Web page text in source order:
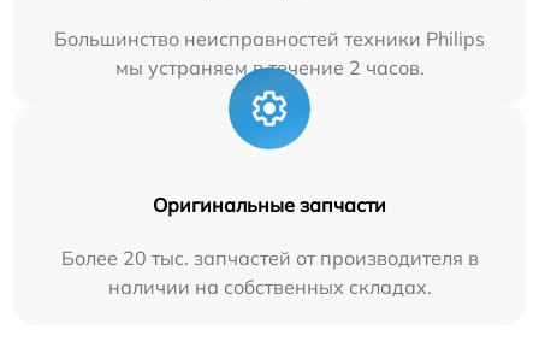
Большинство неисправностей техники Philips
мы устраняем в течение 2 часов.
Оригинальные запчасти
Более 20 тыс. запчастей от производителя в
наличии на собственных складах.